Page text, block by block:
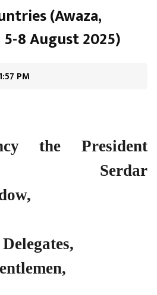
(Awaza,
8 August 2025)
PM
the President
Serdar